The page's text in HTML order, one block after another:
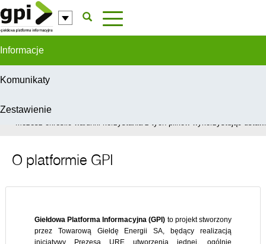
Przejdź do komentarzy
Informacje
Komunikaty
Zestawienie
W celu świadczenia usług na najwyższym poziomie, serwis GPI
Możesz określić warunki korzystania z tych plików wykorzystując
O platformie GPI
Giełdowa Platforma Informacyjna (GPI) to projekt stworzony
przez Towarową Giełdę Energii SA, będący realizacją
inicjatywy Prezesa URE utworzenia jednej, ogólnie